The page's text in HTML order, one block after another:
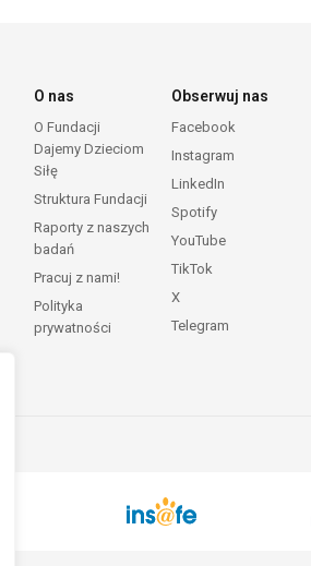
O nas
O Fundacji
Dajemy Dzieciom
Siłę
Struktura Fundacji
Raporty z naszych
badań
Pracuj z nami!
Polityka
prywatności
Obserwuj nas
Facebook
Instagram
LinkedIn
Spotify
YouTube
TikTok
X
Telegram